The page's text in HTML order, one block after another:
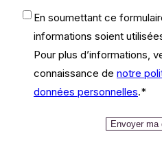
RGPD *
En soumettant ce
informations soient
Pour plus d’informations,
connaissance de notre
données personnelles.*